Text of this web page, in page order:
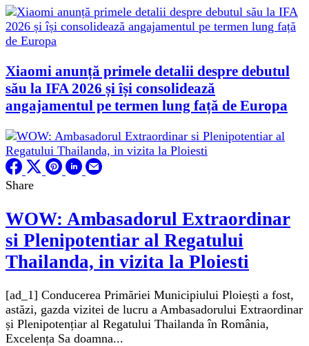
Xiaomi anunță primele detalii despre debutul
său la IFA 2026 și își consolidează
angajamentul pe termen lung față de Europa
Share
WOW: Ambasadorul Extraordinar
si Plenipotentiar al Regatului
Thailanda, in vizita la Ploiesti
[ad_1] Conducerea Primăriei Municipiului Ploiești a fost,
astăzi, gazda vizitei de lucru a Ambasadorului Extraordinar
și Plenipotențiar al Regatului Thailanda în România,
Excelența Sa doamna...